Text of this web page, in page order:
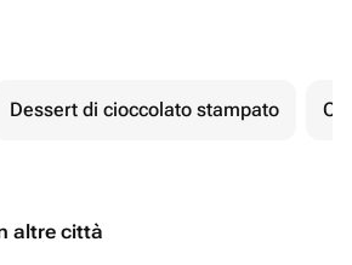
Dessert di cioccolato stampato
altre città